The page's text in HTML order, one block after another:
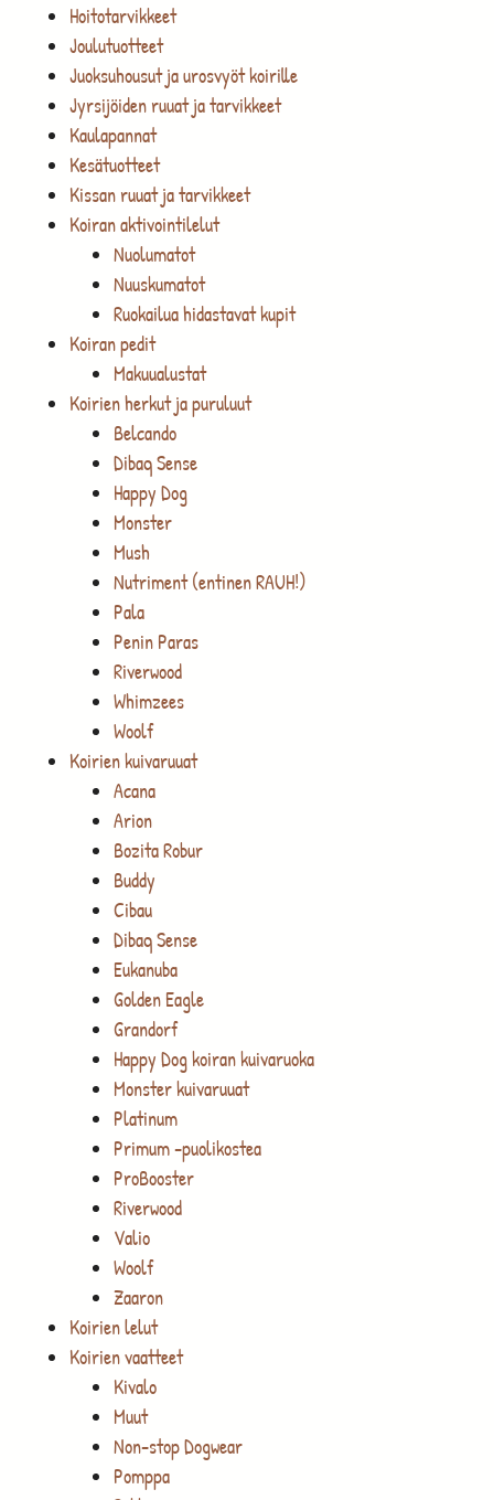
Hoitotarvikkeet
Joulutuotteet
Juoksuhousut ja urosvyöt koirille
Jyrsijöiden ruuat ja tarvikkeet
Kaulapannat
Kesätuotteet
Kissan ruuat ja tarvikkeet
Koiran aktivointilelut
Nuolumatot
Nuuskumatot
Ruokailua hidastavat kupit
Koiran pedit
Makuualustat
Koirien herkut ja puruluut
Belcando
Dibaq Sense
Happy Dog
Monster
Mush
Nutriment (entinen RAUH!)
Pala
Penin Paras
Riverwood
Whimzees
Woolf
Koirien kuivaruuat
Acana
Arion
Bozita Robur
Buddy
Cibau
Dibaq Sense
Eukanuba
Golden Eagle
Grandorf
Happy Dog koiran kuivaruoka
Monster kuivaruuat
Platinum
Primum -puolikostea
ProBooster
Riverwood
Valio
Woolf
Zaaron
Koirien lelut
Koirien vaatteet
Kivalo
Muut
Non-stop Dogwear
Pomppa